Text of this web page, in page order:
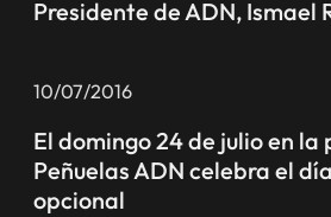
Presidente de ADN, Ismael
10/07/2016
El domingo 24 de julio en la
Peñuelas ADN celebra el
opcional